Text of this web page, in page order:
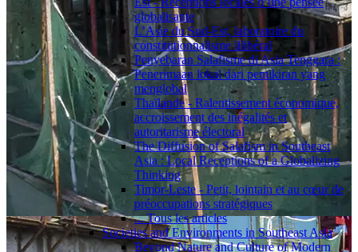
globalisante
L’Asie du Sud-Est, laboratoire du
constitutionnalisme illibéral
Penyebaran Salafisme di Asia Tenggara :
Penerimaan lokal dari pemikiran yang
menglobal
Thaïlande - Ralentissement économique,
accroissement des inégalités et
autoritarisme électoral
The Diffusion of Salafism in Southeast
Asia : Local Receptions of a Globalizing
Thinking
Timor-Leste - Petit, lointain et au cœur de
préoccupations stratégiques
... Tous les articles
Societies and Environments in Southeast Asia
Beyond Nature and Culture of Modern